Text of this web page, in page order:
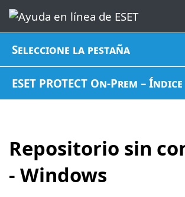
Seleccione la pestaña
ESET PROTECT On-Prem – Índice
Repositorio sin
- Windows